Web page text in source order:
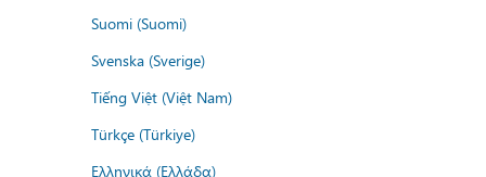
Suomi (Suomi)
Svenska (Sverige)
Tiếng Việt (Việt Nam)
Türkçe (Türkiye)
Ελληνικά (Ελλάδα)